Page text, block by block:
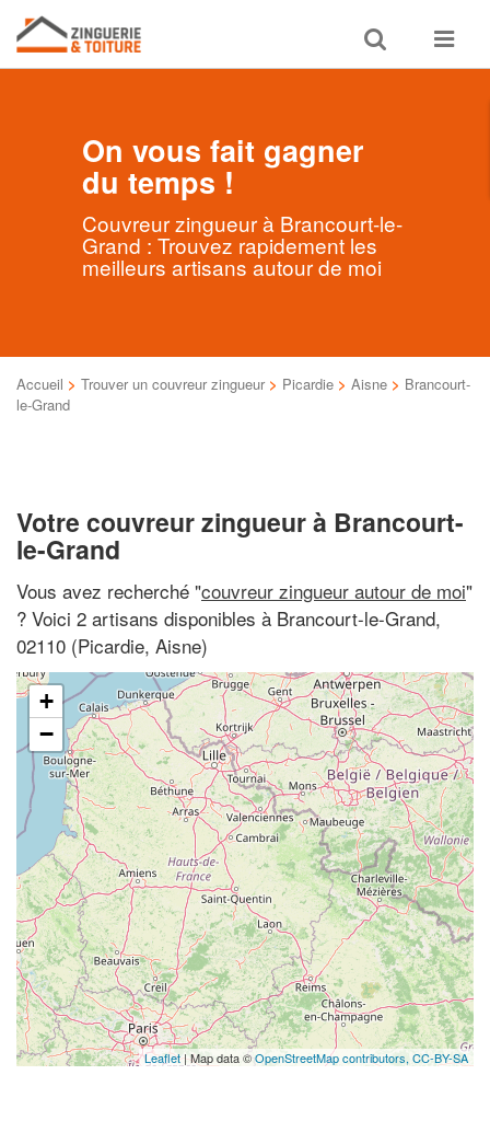
Toggle
search
Toggle
On vous fait gagner
du temps !
Couvreur zingueur à Brancourt-le-
Grand : Trouvez rapidement les
meilleurs artisans autour de moi
Accueil > Trouver un couvreur zingueur > Picardie > Aisne > Brancourt-
le-Grand
Votre couvreur zingueur à Brancourt-
le-Grand
Vous avez recherché "couvreur zingueur autour de moi"
? Voici 2 artisans disponibles à Brancourt-le-Grand,
02110 (Picardie, Aisne)
+
−
Leaflet| Map data ©OpenStreetMap contributors, CC-BY-SA